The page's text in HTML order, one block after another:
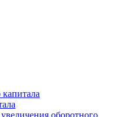
оборотного